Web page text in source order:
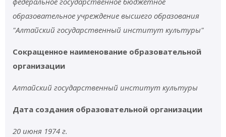
образовательное учреждение высшего образования
"Алтайский государственный институт культуры"
Сокращенное наименование образовательной
организации
Алтайский государственный институт культуры
Дата создания образовательной организации
20 июня 1974 г.